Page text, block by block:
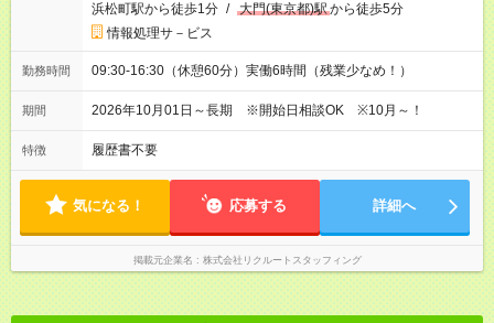
浜松町駅から徒歩1分 / 大門(東京都)駅から徒歩5分
情報処理サ－ビス
勤務時間 09:30-16:30（休憩60分）実働6時間（残業少なめ！）
期間 2026年10月01日～長期 ※開始日相談OK ※10月～！
特徴 履歴書不要
気になる！ 応募する 詳細へ
掲載元企業名 株式会社リクルートスタッフィング